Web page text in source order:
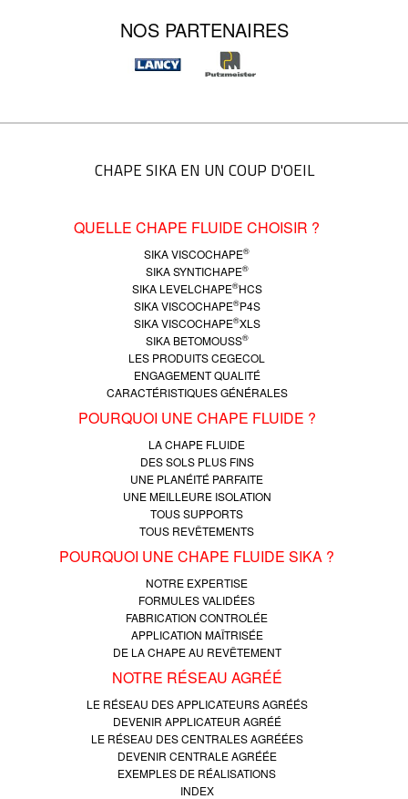
NOS PARTENAIRES
CHAPE SIKA EN UN COUP D'OEIL
QUELLE CHAPE FLUIDE CHOISIR ?
SIKA VISCOCHAPE®
SIKA SYNTICHAPE®
SIKA LEVELCHAPE®HCS
SIKA VISCOCHAPE®P4S
SIKA VISCOCHAPE®XLS
SIKA BETOMOUSS®
LES PRODUITS CEGECOL
ENGAGEMENT QUALITÉ
CARACTÉRISTIQUES GÉNÉRALES
POURQUOI UNE CHAPE FLUIDE ?
LA CHAPE FLUIDE
DES SOLS PLUS FINS
UNE PLANÉITÉ PARFAITE
UNE MEILLEURE ISOLATION
TOUS SUPPORTS
TOUS REVÊTEMENTS
POURQUOI UNE CHAPE FLUIDE SIKA ?
NOTRE EXPERTISE
FORMULES VALIDÉES
FABRICATION CONTROLÉE
APPLICATION MAÎTRISÉE
DE LA CHAPE AU REVÊTEMENT
NOTRE RÉSEAU AGRÉÉ
LE RÉSEAU DES APPLICATEURS AGRÉÉS
DEVENIR APPLICATEUR AGRÉÉ
LE RÉSEAU DES CENTRALES AGRÉÉES
DEVENIR CENTRALE AGRÉÉE
EXEMPLES DE RÉALISATIONS
INDEX